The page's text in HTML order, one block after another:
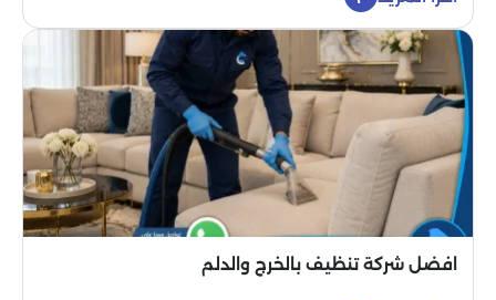
افضل شركة تنظيف بالخرج والدلم